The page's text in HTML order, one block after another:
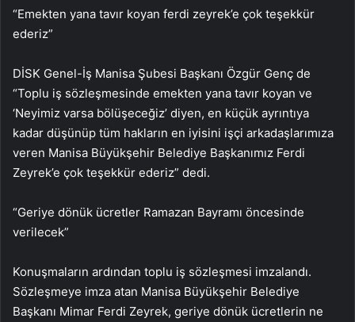
“Emekten yana tavır koyan ferdi zeyrek’e çok teşekkür
ederiz”
DİSK Genel-İş Manisa Şubesi Başkanı Özgür Genç de
“Toplu iş sözleşmesinde emekten yana tavır koyan ve
‘Neyimiz varsa bölüşeceğiz’ diyen, en küçük ayrıntıya
kadar düşünüp tüm hakların en iyisini işçi arkadaşlarımıza
veren Manisa Büyükşehir Belediye Başkanımız Ferdi
Zeyrek’e çok teşekkür ederiz” dedi.
“Geriye dönük ücretler Ramazan Bayramı öncesinde
verilecek”
Konuşmaların ardından toplu iş sözleşmesi imzalandı.
Sözleşmeye imza atan Manisa Büyükşehir Belediye
Başkanı Mimar Ferdi Zeyrek, geriye dönük ücretlerin ne